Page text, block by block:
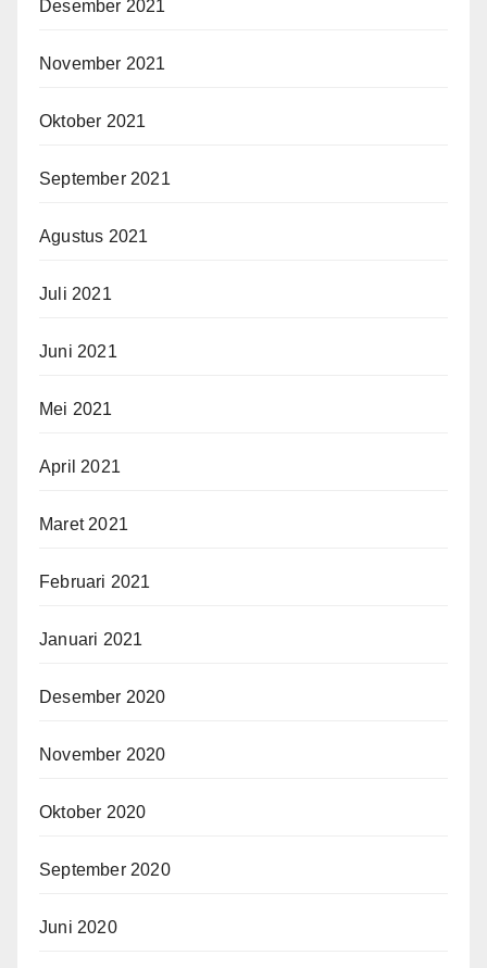
Desember 2021
November 2021
Oktober 2021
September 2021
Agustus 2021
Juli 2021
Juni 2021
Mei 2021
April 2021
Maret 2021
Februari 2021
Januari 2021
Desember 2020
November 2020
Oktober 2020
September 2020
Juni 2020